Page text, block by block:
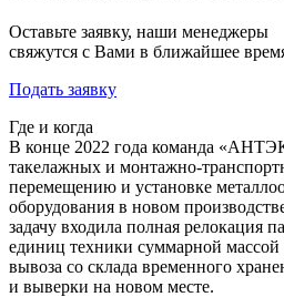
Оставьте заявку, наши менеджеры
свяжутся с Вами в ближайшее
Подать заявку
Где и когда
В конце 2022 года команда
такелажных и
перемещению и установке
оборудования в новом
задачу входила полная релокация
единиц техники суммарной
вывоза со склада временного
и выверки на новом месте.